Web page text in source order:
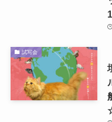
試写会